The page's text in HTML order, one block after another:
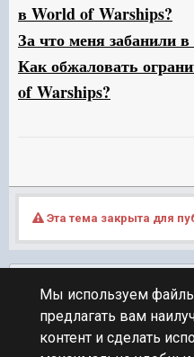
в World ofWarships?
За что меня забанили
Как обжаловать
ofWarships?
Эта тема закрыта для
ПЕРЕЙТИ К СПИСКУ ТЕМ
Новости
Мы используем
предлагать вам
контент и сделать